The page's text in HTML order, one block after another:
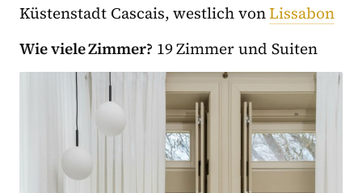
Küstenstadt Cascais, westlich vonLissabon
Wie viele Zimmer? 19 Zimmer und Suiten